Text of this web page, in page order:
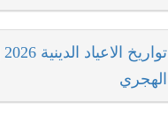
تواريخ الاعياد الدينية 2026
الهجري